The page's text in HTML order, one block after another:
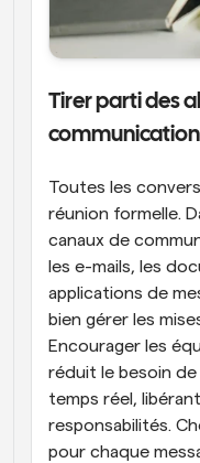
Tirer parti des
Toutes les
réunion formelle.
canaux de
les e-mails, les
applications de
bien gérer les
Encourager les
réduit le besoin
temps réel,
responsabilités.
pour chaque